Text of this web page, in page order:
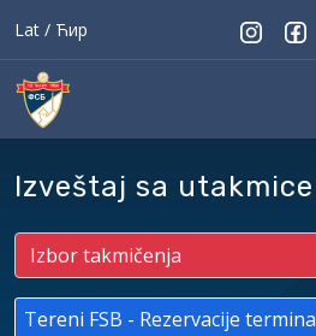
Lat / Ћир
Izveštaj sa utakmice
Tereni FSB - Rezervacije termina